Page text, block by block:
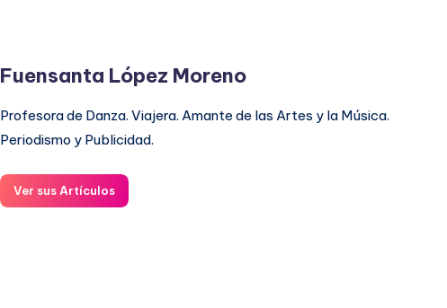
Fuensanta López Moreno
Profesora de Danza. Viajera. Amante de las Artes y la Música.
Periodismo y Publicidad.
Ver sus Artículos